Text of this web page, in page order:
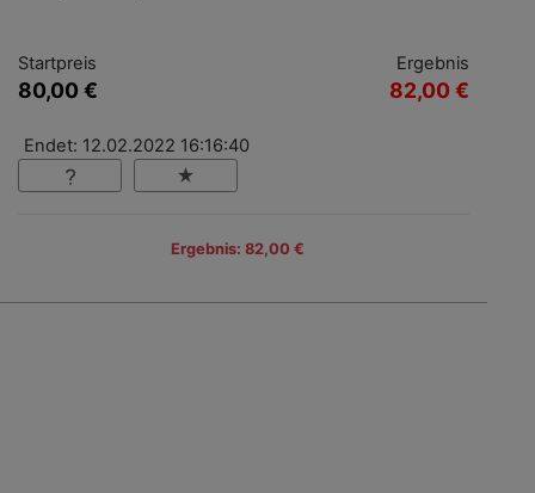
Startpreis
80,00 €
Ergebnis
82,00 €
Endet: 12.02.2022 16:16:40
Ergebnis: 82,00 €